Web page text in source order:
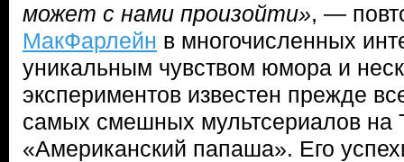
может с нами произойти», —
МакФарлейн в многочисленных
уникальным чувством юмора и
экспериментов известен прежде
самых смешных мультсериалов
«Американский папаша». Его